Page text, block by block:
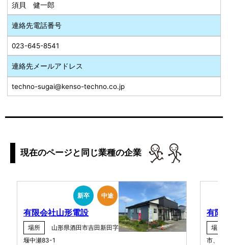
須貝 健一郎
連絡先電話番号
023-645-8541
連絡先メールアドレス
techno-sugai@kenso-techno.co.jp
現在のページと同じ業種の企業
新卒 中途
有限会社山形電設
場所
山形県酒田市吉田新田字
堰中瀬83-1
有限
場所
市、寒